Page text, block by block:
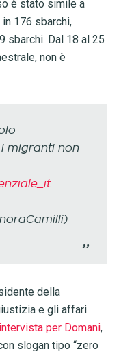
è stato simile a
176 sbarchi,
sbarchi. Dal 18 al 25
non è
i migranti non
della
e gli affari
per Domani,
slogan tipo “zero